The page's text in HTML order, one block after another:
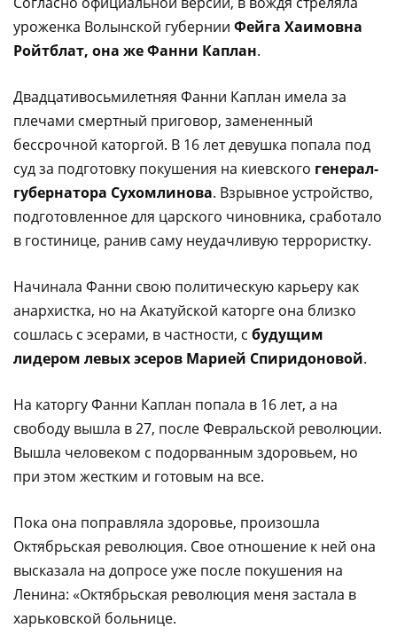
уроженка Волынской губернии Фейга Хаимовна
Ройтблат, она же Фанни Каплан.
Двадцативосьмилетняя Фанни Каплан имела за
плечами смертный приговор, замененный
бессрочной каторгой. В 16 лет девушка попала под
суд за подготовку покушения на киевского генерал-
губернатора Сухомлинова. Взрывное устройство,
подготовленное для царского чиновника, сработало
в гостинице, ранив саму неудачливую террористку.
Начинала Фанни свою политическую карьеру как
анархистка, но на Акатуйской каторге она близко
сошлась с эсерами, в частности, с будущим
лидером левых эсеров Марией Спиридоновой.
На каторгу Фанни Каплан попала в 16 лет, а на
свободу вышла в 27, после Февральской революции.
Вышла человеком с подорванным здоровьем, но
при этом жестким и готовым на все.
Пока она поправляла здоровье, произошла
Октябрьская революция. Свое отношение к ней она
высказала на допросе уже после покушения на
Ленина: «Октябрьская революция меня застала в
харьковской больнице.